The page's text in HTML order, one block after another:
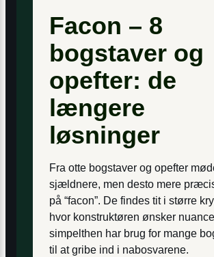
Facon – 8
bogstaver og
opefter: de
længere
løsninger
Fra otte bogstaver og opefter
sjældnere, men desto mere
på “facon”. De findes tit i større
hvor konstruktøren ønsker
simpelthen har brug for mange
til at gribe ind i nabosvarene.